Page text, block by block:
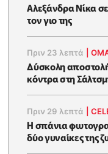
Αλεξάνδρα Νίκα
τον γιο της
Πριν 23 λεπτά |
Δύσκολη
κόντρα στη
Πριν 29 λεπτά |
Η σπάνια
δύο γυναίκες της